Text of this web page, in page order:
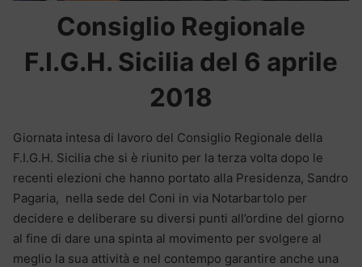
Consiglio Regionale
F.I.G.H. Sicilia del 6 aprile
2018
Giornata intesa di lavoro del Consiglio Regionale della
F.I.G.H. Sicilia che si è riunito per la terza volta dopo le
recenti elezioni che hanno portato alla Presidenza, Sandro
Pagaria, nella sede del Coni in via Notarbartolo per
decidere e deliberare su diversi punti all’ordine del giorno
al fine di dare una spinta al movimento per svolgere al
meglio la sua attività e nel contempo garantire anche una